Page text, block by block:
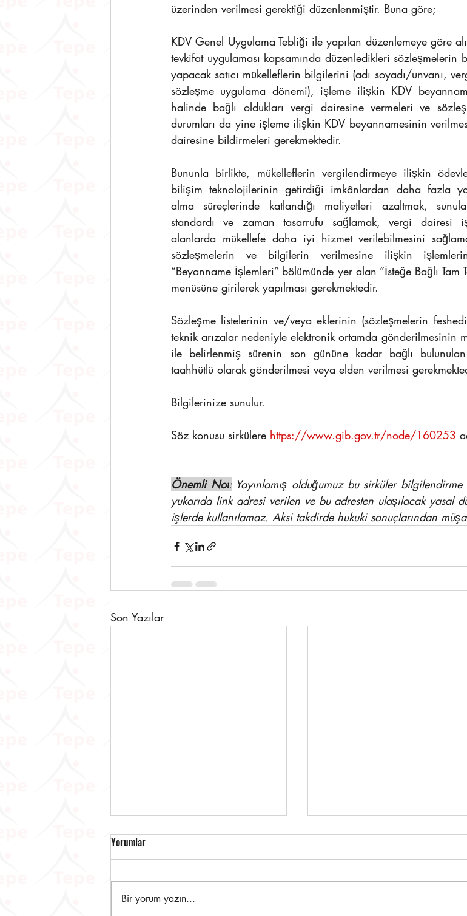
üzerinden verilmesi gerektiği düzenlenmiştir. Buna göre;
KDV Genel Uygulama Tebliği ile yapılan düzenlemeye göre
tevkifat uygulaması kapsamında düzenledikleri
yapacak satıcı mükelleflerin bilgilerini (adı soyadı/unvanı,
sözleşme uygulama dönemi), işleme ilişkin KDV
halinde bağlı oldukları vergi dairesine vermeleri ve
durumları da yine işleme ilişkin KDV beyannamesinin
dairesine bildirmeleri gerekmektedir.
Bununla birlikte, mükelleflerin vergilendirmeye ilişkin
bilişim teknolojilerinin getirdiği imkânlardan daha fazla
alma süreçlerinde katlandığı maliyetleri azaltmak,
standardı ve zaman tasarrufu sağlamak, vergi dairesi
alanlarda mükellefe daha iyi hizmet verilebilmesini
sözleşmelerin ve bilgilerin verilmesine ilişkin
“Beyanname İşlemleri” bölümünde yer alan “İsteğe Bağlı
menüsüne girilerek yapılması gerekmektedir.
Sözleşme listelerinin ve/veya eklerinin (sözleşmelerin
teknik arızalar nedeniyle elektronik ortamda gönderilmesinin
ile belirlenmiş sürenin son gününe kadar bağlı
taahhütlü olarak gönderilmesi veya elden verilmesi
Bilgilerinize sunulur.
Söz konusu sirkülere https://www.gib.gov.tr/node/160253
Önemli Not: Yayınlamış olduğumuz bu sirküler
yukarıda link adresi verilen ve bu adresten ulaşılacak yasal
işlerde kullanılamaz. Aksi takdirde hukuki sonuçlarından
Son Yazılar
Yorumlar
Bir yorum yazın...